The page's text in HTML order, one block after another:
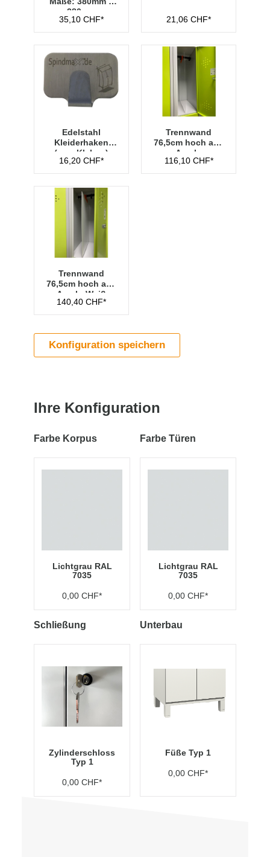
280mm
35,10 CHF*
21,06 CHF*
Edelstahl
Kleiderhaken
(zum Kleben)
16,20 CHF*
Trennwand
76,5cm hoch aus
Acryl -
Transparent
116,10 CHF*
Trennwand
76,5cm hoch aus
Acryl - Weiß
140,40 CHF*
Konfiguration speichern
Ihre Konfiguration
Farbe Korpus
Lichtgrau RAL
7035
0,00 CHF*
Farbe Türen
Lichtgrau RAL
7035
0,00 CHF*
Schließung
Zylinderschloss
Typ 1
0,00 CHF*
Unterbau
Füße Typ 1
0,00 CHF*